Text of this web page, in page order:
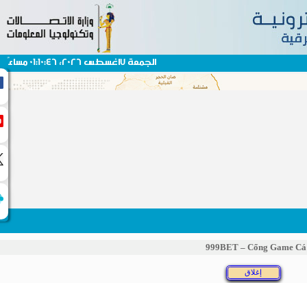
الجمعة 7اغسطس 2026، 01:10:46 مساءً
999BET – Cổng